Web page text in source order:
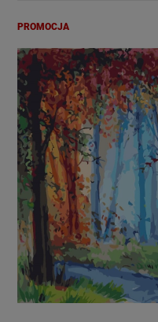
PROMOCJA